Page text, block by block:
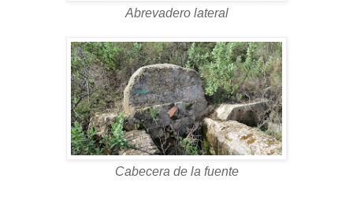
Abrevadero lateral
Cabecera de la fuente